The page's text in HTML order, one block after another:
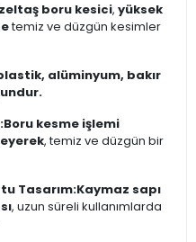
boru kesici, yüksek
temiz ve düzgün kesimler
alüminyum, bakır
Boru kesme işlemi
, temiz ve düzgün bir
Tasarım:Kaymaz sapı
, uzun süreli kullanımlarda